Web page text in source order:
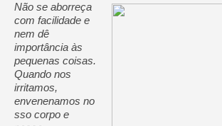
Não se aborreça
com facilidade e
nem dê
importância às
pequenas coisas.
Quando nos
irritamos,
envenenamos no
sso corpo e